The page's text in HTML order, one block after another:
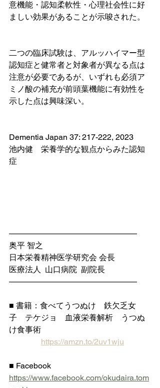
意機能・認知柔軟性・心理社会性に好
ましい効果があることが示唆された。
二つの臨床試験は、アルッハイマー型
認知症と健常者と対象者が異なる点は
注意が必要であるが、いずれも必須ア
ミノ酸の補充が前頭葉機能に有効性を
示した点は興味深い。
Dementia Japan 37: 217-222, 2023
池内健　栄養学的な観点からみた認知
症
————————————————
奥平 智之
日本栄養精神医学研究会 会長
医療法人  山口病院  副院長
————————————————
■ 書籍：食べてうつぬけ　鉄欠乏女
子　テケジョ　血液栄養解析　うつぬ
け食事術
https://amzn.to/2uv1wju
■ Facebook
https://www.facebook.com/okudaira.tom